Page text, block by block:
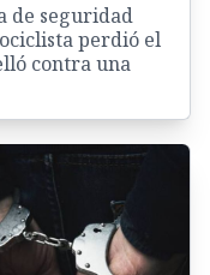
de seguridad
perdió el
contra una